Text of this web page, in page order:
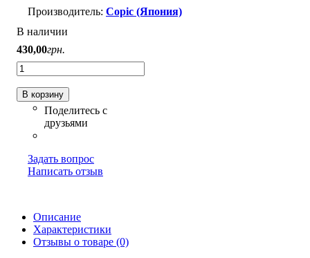
Copic (Япония)
В наличии
430,00грн.
В корзину
Задать вопрос
Написать отзыв
Описание
Характеристики
Отзывы о товаре (0)